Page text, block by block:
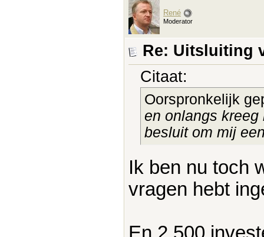
René
Moderator
Re: Uitsluiting
Citaat:
Oorspronkelijk
en onlangs
besluit om mij
Ik ben nu toch
vragen hebt
En 2.500